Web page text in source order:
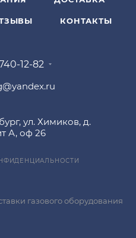
КОНТАКТЫ
12-82
ул. Химиков, д.
А, оф 26
газового оборудования